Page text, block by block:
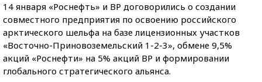
14 января «Роснефть» и ВР договорились о создании
совместного предприятия по освоению российского
арктического шельфа на базе лицензионных участков
«Восточно-Приновоземельский 1-2-3», обмене 9,5%
акций «Роснефти» на 5% акций ВР и формировании
глобального стратегического альянса.